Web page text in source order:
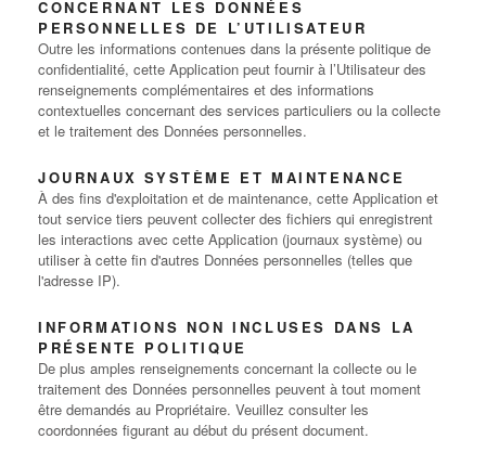
CONCERNANT LES DONNÉES
PERSONNELLES DE L’UTILISATEUR
Outre les informations contenues dans la présente politique de
confidentialité, cette Application peut fournir à l’Utilisateur des
renseignements complémentaires et des informations
contextuelles concernant des services particuliers ou la collecte
et le traitement des Données personnelles.
JOURNAUX SYSTÈME ET MAINTENANCE
À des fins d'exploitation et de maintenance, cette Application et
tout service tiers peuvent collecter des fichiers qui enregistrent
les interactions avec cette Application (journaux système) ou
utiliser à cette fin d'autres Données personnelles (telles que
l'adresse IP).
INFORMATIONS NON INCLUSES DANS LA
PRÉSENTE POLITIQUE
De plus amples renseignements concernant la collecte ou le
traitement des Données personnelles peuvent à tout moment
être demandés au Propriétaire. Veuillez consulter les
coordonnées figurant au début du présent document.